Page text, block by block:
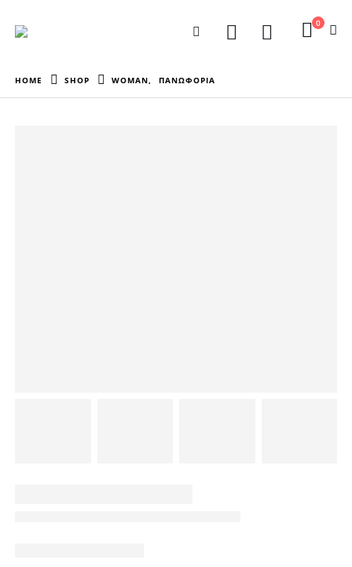
0
HOME SHOP WOMAN, ΠΑΝΩΦΟΡΙΑ